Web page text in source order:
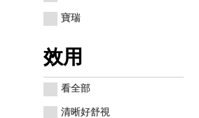
寶瑞
效用
看全部
清晰好舒視